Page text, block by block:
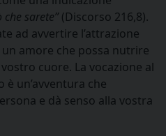
che sarete”(Discorso 216,8).
ad avvertire l’attrazione
amore che possa nutrire
cuore. La vocazione al
un’avventura che
e dà senso alla vostra